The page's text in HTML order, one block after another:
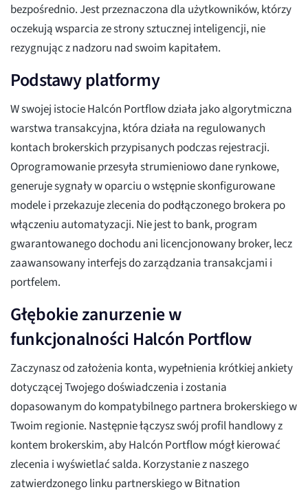
bezpośrednio. Jest przeznaczona dla użytkowników, którzy
oczekują wsparcia ze strony sztucznej inteligencji, nie
rezygnując z nadzoru nad swoim kapitałem.
Podstawy platformy
W swojej istocie Halcón Portflow działa jako algorytmiczna
warstwa transakcyjna, która działa na regulowanych
kontach brokerskich przypisanych podczas rejestracji.
Oprogramowanie przesyła strumieniowo dane rynkowe,
generuje sygnały w oparciu o wstępnie skonfigurowane
modele i przekazuje zlecenia do podłączonego brokera po
włączeniu automatyzacji. Nie jest to bank, program
gwarantowanego dochodu ani licencjonowany broker, lecz
zaawansowany interfejs do zarządzania transakcjami i
portfelem.
Głębokie zanurzenie w
funkcjonalności Halcón Portflow
Zaczynasz od założenia konta, wypełnienia krótkiej ankiety
dotyczącej Twojego doświadczenia i zostania
dopasowanym do kompatybilnego partnera brokerskiego w
Twoim regionie. Następnie łączysz swój profil handlowy z
kontem brokerskim, aby Halcón Portflow mógł kierować
zlecenia i wyświetlać salda. Korzystanie z naszego
zatwierdzonego linku partnerskiego w Bitnation